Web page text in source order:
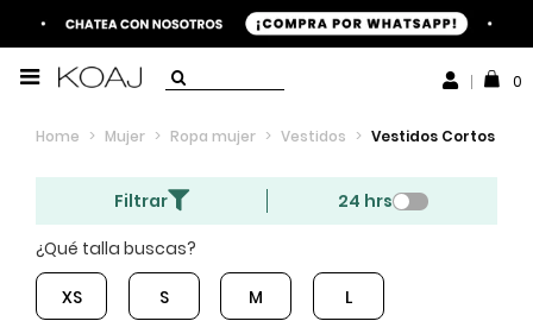
0
Home > Mujer > Ropa mujer > Vestidos > Vestidos Cortos
Filtrar
24 hrs
¿Qué talla buscas?
XS S M L